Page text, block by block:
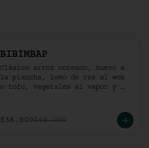
BIBIMBAP
Clásico arroz coreano, huevo a
la plancha, lomo de res al wok
o tofu, vegetales al vapor y
$36.000$48.000